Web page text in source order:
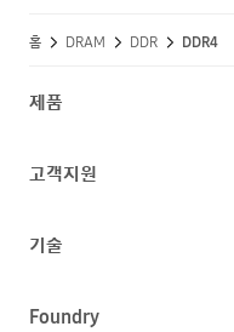
홈 DRAM DDR DDR4
제품
고객지원
기술
Foundry